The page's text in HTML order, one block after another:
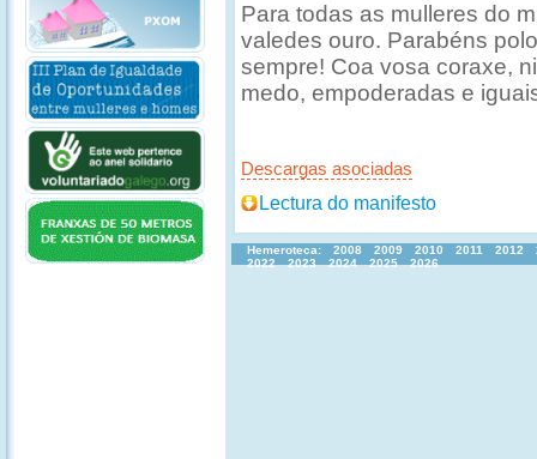
Para todas as mulleres do
valedes ouro. Parabéns
sempre! Coa vosa coraxe,
medo, empoderadas e
Descargas asociadas
Lectura do manifesto
Hemeroteca: 2008 2009 2010 2011 2012
2022
2023 2024 2025 2026